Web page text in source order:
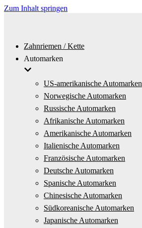
Zum Inhalt springen
Zahnriemen / Kette
Automarken
US-amerikanische Automarken
Norwegische Automarken
Russische Automarken
Afrikanische Automarken
Amerikanische Automarken
Italienische Automarken
Französische Automarken
Deutsche Automarken
Spanische Automarken
Chinesische Automarken
Südkoreanische Automarken
Japanische Automarken